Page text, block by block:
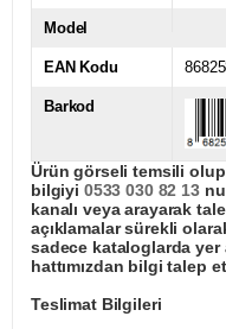
Model
EAN Kodu
Barkod
Ürün görseli temsili
bilgiyi 0533 030 82 13
kanalı veya arayarak
açıklamalar sürekli
sadece kataloglarda yer
hattımızdan bilgi talep
Teslimat Bilgileri